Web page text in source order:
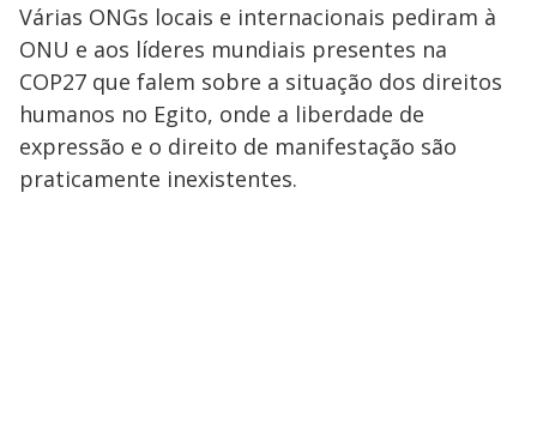
Várias ONGs locais e internacionais pediram à
ONU e aos líderes mundiais presentes na
COP27 que falem sobre a situação dos direitos
humanos no Egito, onde a liberdade de
expressão e o direito de manifestação são
praticamente inexistentes.